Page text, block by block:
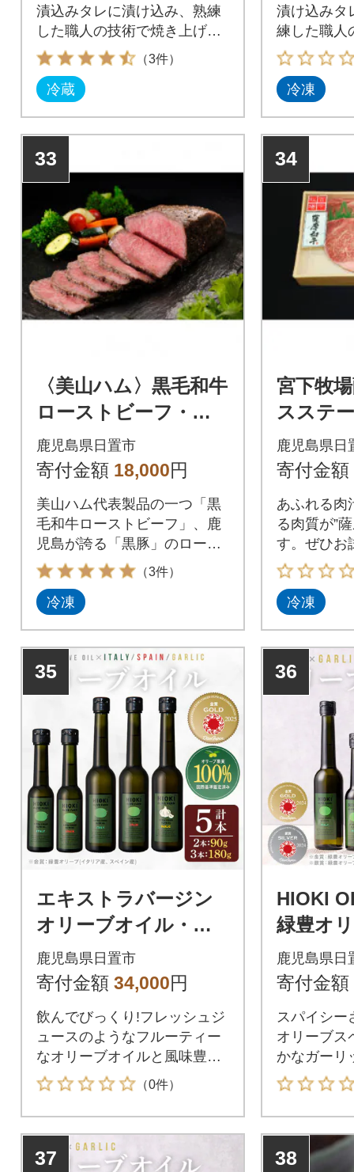
漬込みタレに漬け込み、熟練
した職人の技術で焼き上げた
本格焼き豚です。
（3件）
冷蔵
漬け込みタ
練した職人
た本格焼豚
冷凍
33
〈美山ハム〉黒毛和牛
ローストビーフ・黒
豚ローストポーク詰
合せ
鹿児島県日置市
寄付金額 18,000円
美山ハム代表製品の一つ「黒
毛和牛ローストビーフ」、鹿
児島が誇る「黒豚」のロース
トポークの詰合せです。
（3件）
冷凍
34
宮下牧
スステ
鹿児島県日
寄付金額
あふれる肉
る肉質が”
す。ぜひお
冷凍
35
エキストラバージン
オリーブオイル・ガ
ーリックオリーブオ
イルセット(180g×3・
鹿児島県日置市
寄付金額 34,000円
飲んでびっくり!フレッシュジ
ュースのようなフルーティー
なオリーブオイルと風味豊か
なガーリックオイル
（0件）
36
HIOKI
緑豊オ
ン産)と
イル(各
鹿児島県日
寄付金額
スパイシー
オリーブス
かなガーリ
ルの組み合
37 38